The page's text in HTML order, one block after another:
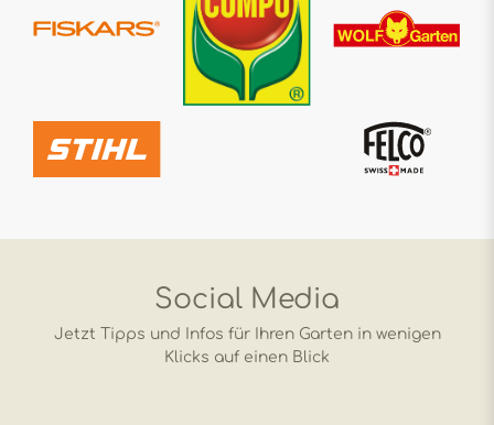
Social Media
Jetzt Tipps und Infos für Ihren Garten in wenigen
Klicks auf einen Blick